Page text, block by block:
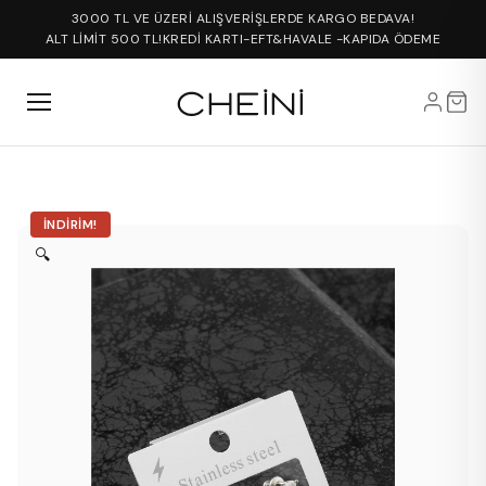
3000 TL VE ÜZERİ ALIŞVERİŞLERDE KARGO BEDAVA!
ALT LİMİT 500 TL!KREDİ KARTI-EFT&HAVALE -KAPIDA ÖDEME
İNDIRIM!
🔍